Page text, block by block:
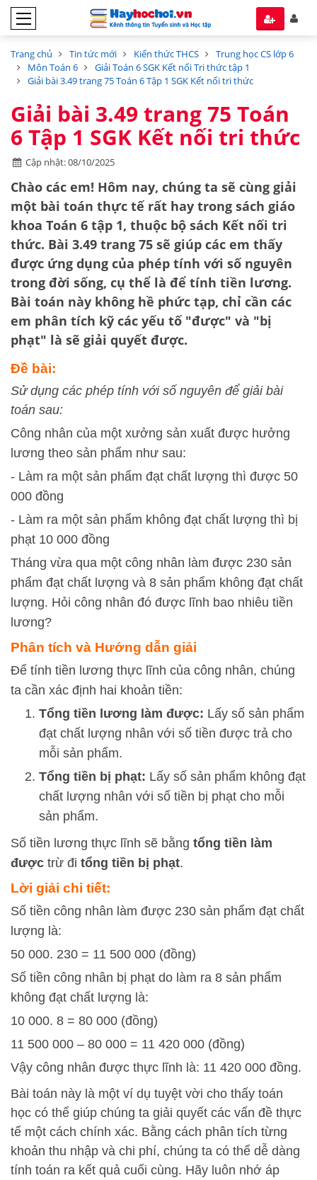
Trang chủ Tin tức mới Kiến thức THCS
Trung học CS lớp 6
Môn Toán 6
Giải Toán 6 SGK Kết nối Tri thức tập 1
Giải bài 3.49 trang 75 Toán 6 Tập 1 SGK Kết nối tri thức
Giải bài 3.49 trang 75 Toán
6 Tập 1 SGK Kết nối tri thức
Cập nhật: 08/10/2025
Chào các em! Hôm nay, chúng ta sẽ cùng giải
một bài toán thực tế rất hay trong sách giáo
khoa Toán 6 tập 1, thuộc bộ sách Kết nối tri
thức. Bài 3.49 trang 75 sẽ giúp các em thấy
được ứng dụng của phép tính với số nguyên
trong đời sống, cụ thể là để tính tiền lương.
Bài toán này không hề phức tạp, chỉ cần các
em phân tích kỹ các yếu tố "được" và "bị
phạt" là sẽ giải quyết được.
Đề bài:
Sử dụng các phép tính với số nguyên để giải bài
toán sau:
Công nhân của một xưởng sản xuất được hưởng
lương theo sản phẩm như sau:
- Làm ra một sản phẩm đạt chất lượng thì được 50
000 đồng
- Làm ra một sản phẩm không đạt chất lượng thì bị
phạt 10 000 đồng
Tháng vừa qua một công nhân làm được 230 sản
phẩm đạt chất lượng và 8 sản phẩm không đạt chất
lượng. Hỏi công nhân đó được lĩnh bao nhiêu tiền
lương?
Phân tích và Hướng dẫn giải
Để tính tiền lương thực lĩnh của công nhân, chúng
ta cần xác định hai khoản tiền:
Tổng tiền lương làm được: Lấy số sản phẩm
đạt chất lượng nhân với số tiền được trả cho
mỗi sản phẩm.
Tổng tiền bị phạt: Lấy số sản phẩm không đạt
chất lượng nhân với số tiền bị phạt cho mỗi
sản phẩm.
Số tiền lương thực lĩnh sẽ bằng tổng tiền làm
được trừ đi tổng tiền bị phạt.
Lời giải chi tiết:
Số tiền công nhân làm được 230 sản phẩm đạt chất
lượng là:
50 000. 230 = 11 500 000 (đồng)
Số tiền công nhân bị phạt do làm ra 8 sản phẩm
không đạt chất lượng là:
10 000. 8 = 80 000 (đồng)
11 500 000 – 80 000 = 11 420 000 (đồng)
Vậy công nhân được thực lĩnh là: 11 420 000 đồng.
Bài toán này là một ví dụ tuyệt vời cho thấy toán
học có thể giúp chúng ta giải quyết các vấn đề thực
tế một cách chính xác. Bằng cách phân tích từng
khoản thu nhập và chi phí, chúng ta có thể dễ dàng
tính toán ra kết quả cuối cùng. Hãy luôn nhớ áp